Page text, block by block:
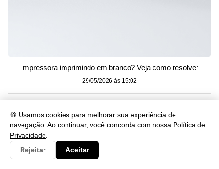
🍪 Usamos cookies para melhorar sua experiência de
navegação. Ao continuar, você concorda com nossa Política de
Privacidade
Rejeitar
Aceitar
Impressora imprimindo em branco? Veja como resolver
29/05/2026 às 15:02